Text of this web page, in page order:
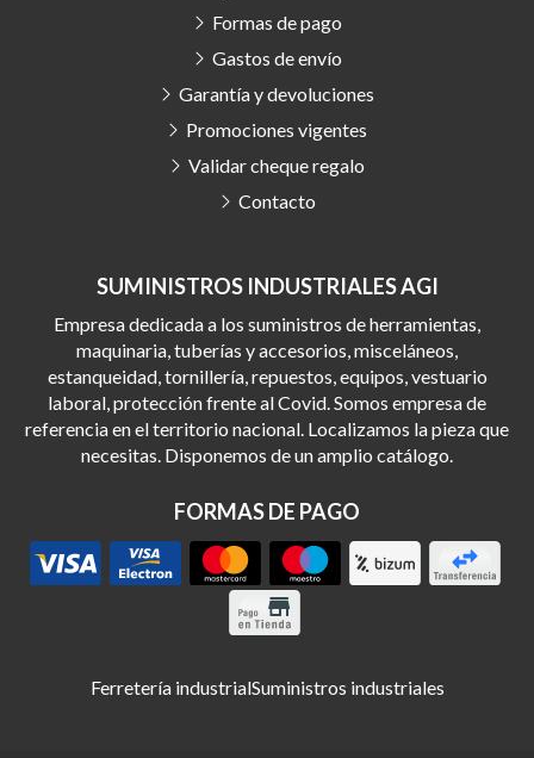
SUMINISTROS INDUSTRIALES AGI
Empresa dedicada a los suministros de herramientas,
maquinaria, tuberías y accesorios, misceláneos,
estanqueidad, tornillería, repuestos, equipos, vestuario
laboral, protección frente al Covid. Somos empresa de
referencia en el territorio nacional. Localizamos la pieza que
necesitas. Disponemos de un amplio catálogo.
FORMAS DE PAGO
Formas de pago
Gastos de envío
Garantía y devoluciones
Promociones vigentes
Validar cheque regalo
Contacto
Ferretería industrialSuministros industriales